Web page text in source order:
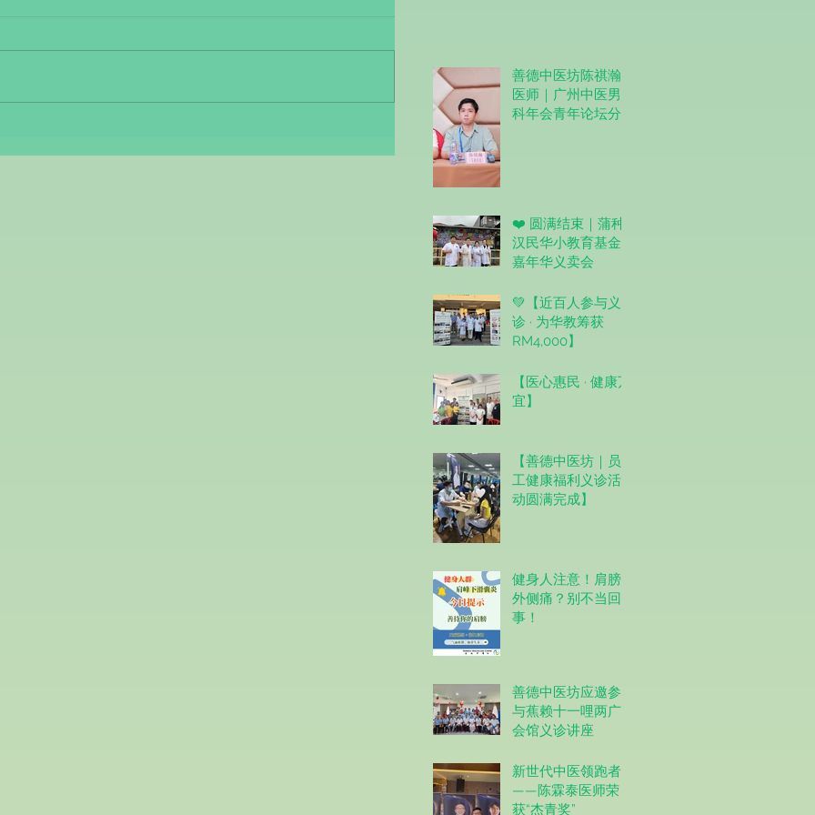
善德中医坊陈祺瀚
医师｜广州中医男
科年会青年论坛分
❤️ 圆满结束｜蒲种
汉民华小教育基金
嘉年华义卖会
💚【近百人参与义
诊 · 为华教筹获
RM4,000】
【医心惠民 · 健康万
宜】
【善德中医坊｜员
工健康福利义诊活
动圆满完成】
健身人注意！肩膀
外侧痛？别不当回
事！
善德中医坊应邀参
与蕉赖十一哩两广
会馆义诊讲座
新世代中医领跑者
——陈霖泰医师荣
获“杰青奖”